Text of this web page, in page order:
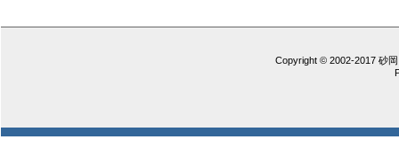
Copyright © 2002-2017 砂